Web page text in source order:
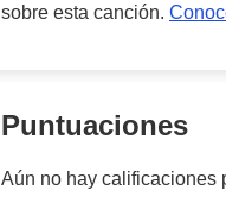
sobre esta canción.
Puntuaciones
Aún no hay calificaciones